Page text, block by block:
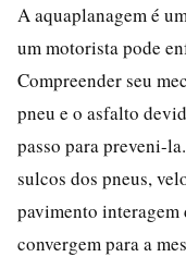
A aquaplanagem é
um motorista pode
Compreender seu
pneu e o asfalto
passo para preveni-
sulcos dos pneus,
pavimento interagem
convergem para a